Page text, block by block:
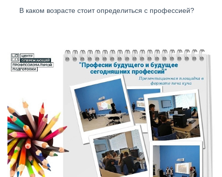
В каком возрасте стоит определиться с профессией?